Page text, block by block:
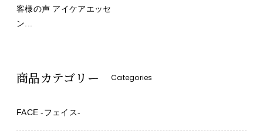
客様の声 アイケアエッセ
ン...
商品カテゴリー Categories
FACE -フェイス-